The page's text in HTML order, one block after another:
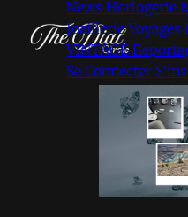
NewsHorlogerie
JoaillerieVoyages
VINTAGE
Se Connecter